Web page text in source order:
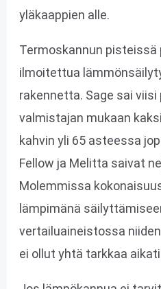
yläkaappien alle.
Termoskannun pisteissä
ilmoitettua
rakennetta. Sage sai
valmistajan mukaan
kahvin yli 65 asteessa
Fellow ja Melitta saivat
Molemmissa
lämpimänä
vertailuaineistossa
ei ollut yhtä tarkkaa